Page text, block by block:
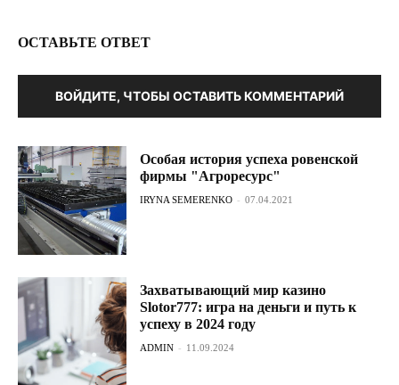
ОСТАВЬТЕ ОТВЕТ
ВОЙДИТЕ, ЧТОБЫ ОСТАВИТЬ КОММЕНТАРИЙ
Особая история успеха ровенской
фирмы "Агроресурс"
IRYNA SEMERENKO - 07.04.2021
Захватывающий мир казино
Slotor777: игра на деньги и путь к
успеху в 2024 году
ADMIN - 11.09.2024